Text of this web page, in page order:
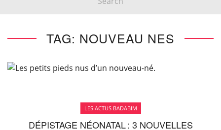
TAG: NOUVEAU NES
LES ACTUS BADABIM
DÉPISTAGE NÉONATAL : 3 NOUVELLES